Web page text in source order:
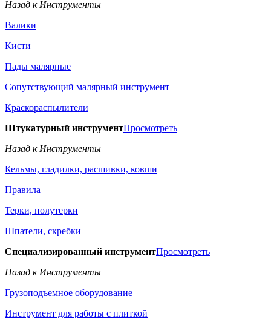
Назад к Инструменты
Валики
Кисти
Пады малярные
Сопутствующий малярный инструмент
Краскораспылители
Штукатурный инструментПросмотреть
Назад к Инструменты
Кельмы, гладилки, расшивки, ковши
Правила
Терки, полутерки
Шпатели, скребки
Специализированный инструментПросмотреть
Назад к Инструменты
Грузоподъемное оборудование
Инструмент для работы с плиткой